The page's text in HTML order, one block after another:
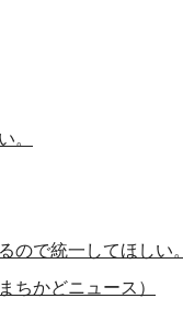
。
ので統一してほしい。
ちかどニュース）